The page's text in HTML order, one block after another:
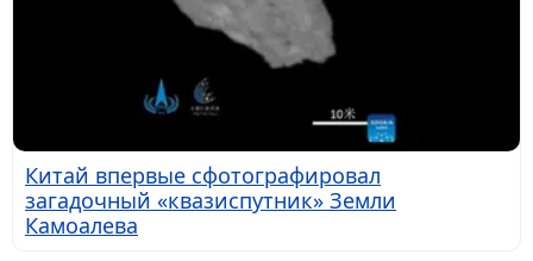
Китай впервые сфотографировал
загадочный «квазиспутник» Земли
Камоалева